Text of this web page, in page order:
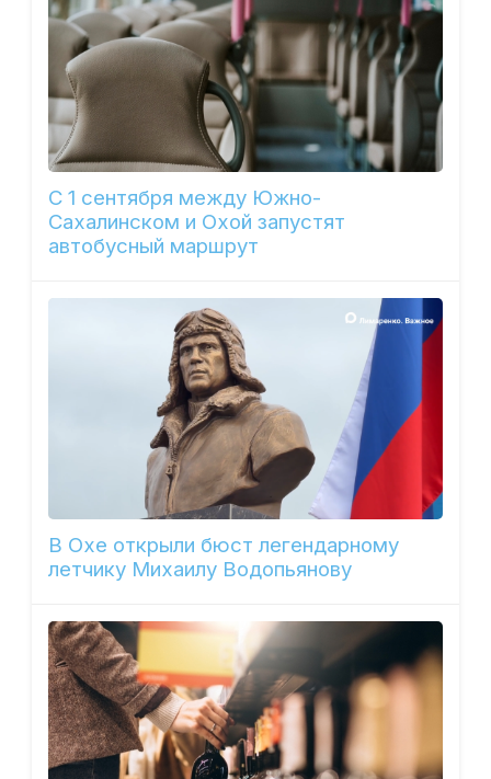
С 1 сентября между Южно-
Сахалинском и Охой запустят
автобусный маршрут
В Охе открыли бюст легендарному
летчику Михаилу Водопьянову